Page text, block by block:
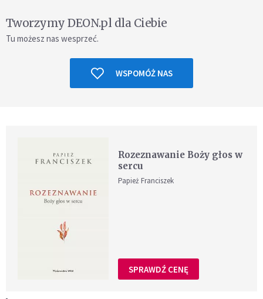
Tworzymy DEON.pl dla Ciebie
Tu możesz nas wesprzeć.
WSPOMÓŻ NAS
Rozeznawanie Boży głos w
sercu
Papież Franciszek
SPRAWDŹ CENĘ